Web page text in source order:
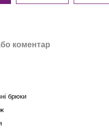
коментар
брюки